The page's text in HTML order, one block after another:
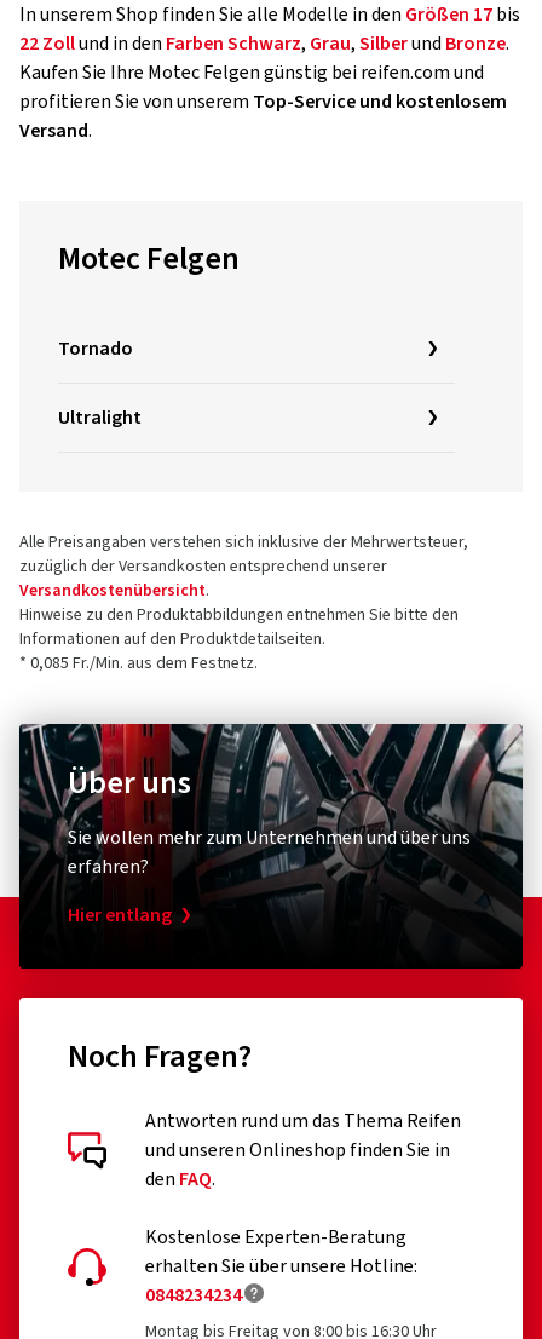
In unserem Shop finden Sie alle Modelle in den Größen 17bis
22 Zollund in den FarbenSchwarz, Grau,Silberund Bronze.
Kaufen Sie Ihre Motec Felgen günstig bei reifen.com und
profitieren Sie von unserem Top-Service und kostenlosem
Versand.
Motec Felgen
Tornado
Ultralight
Alle Preisangaben verstehen sich inklusive der Mehrwertsteuer,
zuzüglich der Versandkosten entsprechend unserer
Versandkostenübersicht.
Hinweise zu den Produktabbildungen entnehmen Sie bitte den
Informationen auf den Produktdetailseiten.
* 0,085 Fr./Min. aus dem Festnetz.
Über uns
Sie wollen mehr zum Unternehmen und über uns
erfahren?
Hier entlang
Noch Fragen?
Antworten rund um das Thema Reifen
und unseren Onlineshop finden Sie in
den FAQ.
Kostenlose Experten-Beratung
erhalten Sie über unsere Hotline:
0848234234
Montag bis Freitag von 8:00 bis 16:30 Uhr